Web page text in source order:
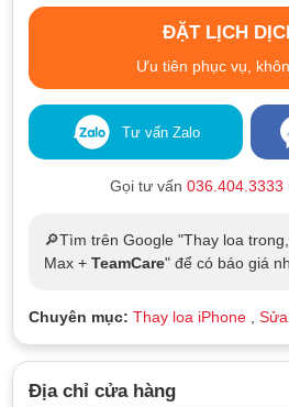
ĐẶT LỊCH
Ưu tiên phục vụ,
Tư vấn Zalo
Gọi tư vấn 036.404.3333
🔎Tìm trên Google "Thay loa
Max + TeamCare" để có báo giá
Chuyên mục: Thay loa iPhone,
Địa chỉ cửa hàng